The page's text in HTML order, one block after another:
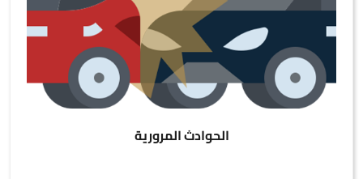
الحوادث المرورية